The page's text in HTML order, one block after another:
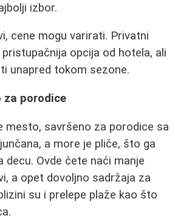
izbor.
cene mogu varirati. Privatni
opcija od hotela, ali
unapred tokom sezone.
za porodice
mesto, savršeno za porodice sa
a more je pliče, što ga
decu. Ovde ćete naći manje
a opet dovoljno sadržaja za
su i prelepe plaže kao što